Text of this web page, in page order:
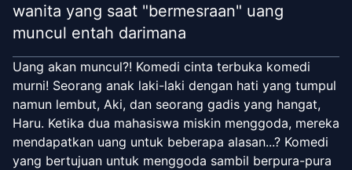
wanita yang saat "bermesraan" uang
muncul entah darimana
Uang akan muncul?! Komedi cinta terbuka komedi
murni! Seorang anak laki-laki dengan hati yang tumpul
namun lembut, Aki, dan seorang gadis yang hangat,
Haru. Ketika dua mahasiswa miskin menggoda, mereka
mendapatkan uang untuk beberapa alasan...? Komedi
yang bertujuan untuk menggoda sambil berpura-pura